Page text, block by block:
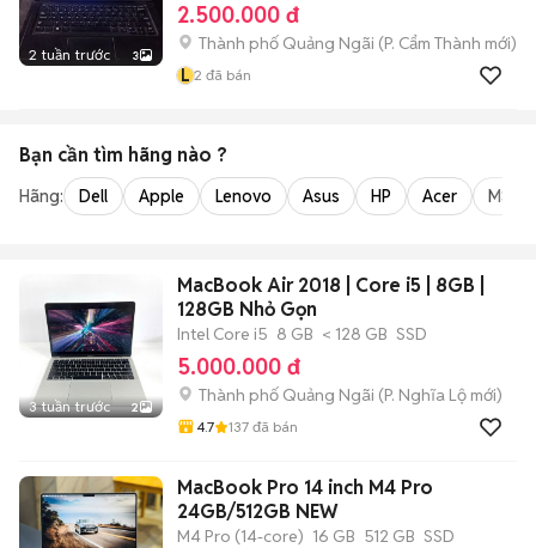
2 tuần trước 3
2.500.000 đ
Thành phố Quảng Ngãi (P. Cẩm Thành mới)
L 2 đã bán
Bạn cần tìm hãng nào ?
Hãng: Dell Apple Lenovo Asus HP Acer MSI
3 tuần trước 2
MacBook Air 2018 | Core i5 | 8GB |
128GB Nhỏ Gọn
Intel Core i5 8 GB < 128 GB SSD
5.000.000 đ
Thành phố Quảng Ngãi (P. Nghĩa Lộ mới)
4.7 137 đã bán
MacBook Pro 14 inch M4 Pro
24GB/512GB NEW
M4 Pro (14-core) 16 GB 512 GB SSD